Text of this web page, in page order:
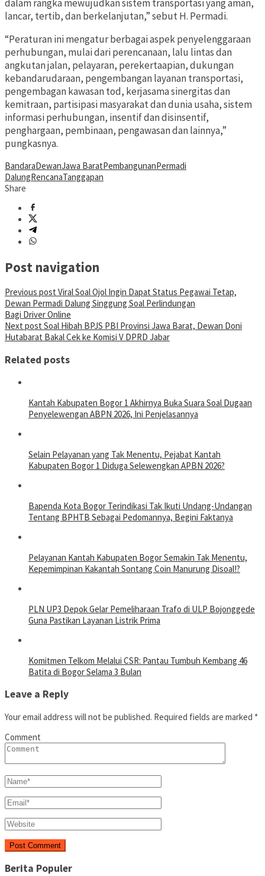
dalam rangka mewujudkan sistem transportasi yang aman,
lancar, tertib, dan berkelanjutan,” sebut H. Permadi.
“Peraturan ini mengatur berbagai aspek penyelenggaraan
perhubungan, mulai dari perencanaan, lalu lintas dan
angkutan jalan, pelayaran, perekertaapian, dukungan
kebandarudaraan, pengembangan layanan transportasi,
pengembagan kawasan tod, kerjasama sinergitas dan
kemitraan, partisipasi masyarakat dan dunia usaha, sistem
informasi perhubungan, insentif dan disinsentif,
penghargaan, pembinaan, pengawasan dan lainnya,”
pungkasnya.
BandaraDewanJawa BaratPembangunanPermadi
DalungRencanaTanggapan
Share
Post navigation
Previous post Viral Soal Ojol Ingin Dapat Status Pegawai Tetap,
Dewan Permadi Dalung Singgung Soal Perlindungan
Bagi Driver Online
Next post Soal Hibah BPJS PBI Provinsi Jawa Barat, Dewan Doni
Hutabarat Bakal Cek ke Komisi V DPRD Jabar
Related posts
Kantah Kabupaten Bogor 1 Akhirnya Buka Suara Soal Dugaan
Penyelewengan ABPN 2026, Ini Penjelasannya
Selain Pelayanan yang Tak Menentu, Pejabat Kantah
Kabupaten Bogor 1 Diduga Selewengkan APBN 2026?
Bapenda Kota Bogor Terindikasi Tak Ikuti Undang-Undangan
Tentang BPHTB Sebagai Pedomannya, Begini Faktanya
Pelayanan Kantah Kabupaten Bogor Semakin Tak Menentu,
Kepemimpinan Kakantah Sontang Coin Manurung Disoal!?
PLN UP3 Depok Gelar Pemeliharaan Trafo di ULP Bojonggede
Guna Pastikan Layanan Listrik Prima
Komitmen Telkom Melalui CSR: Pantau Tumbuh Kembang 46
Batita di Bogor Selama 3 Bulan
Leave a Reply
Your email address will not be published. Required fields are marked *
Comment
Berita Populer